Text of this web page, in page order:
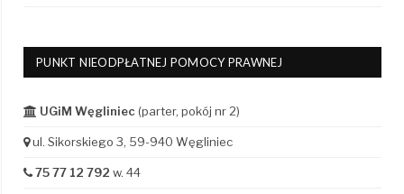
PUNKT NIEODPŁATNEJ POMOCY PRAWNEJ
UGiM Węgliniec (parter, pokój nr 2)
ul. Sikorskiego 3, 59-940 Węgliniec
75 77 12 792 w. 44